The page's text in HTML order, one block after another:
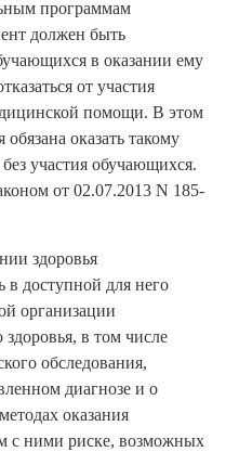
программам
должен быть
в оказании ему
от участия
помощи. В этом
оказать такому
участия обучающихся.
от 02.07.2013 N 185-
здоровья
доступной для него
организации
в том числе
обследования,
диагнозе и о
оказания
с ними риске, возможных